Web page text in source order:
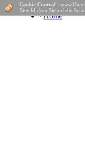
· Home
Cookie Control -
Bitte klicken Sie auf die